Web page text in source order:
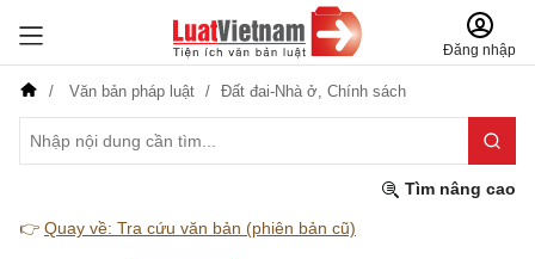
Đăng nhập
Văn bản pháp luật Đất đai-Nhà ở, Chính sách
Tìm nâng cao
👉 Quay về: Tra cứu văn bản (phiên bản cũ)